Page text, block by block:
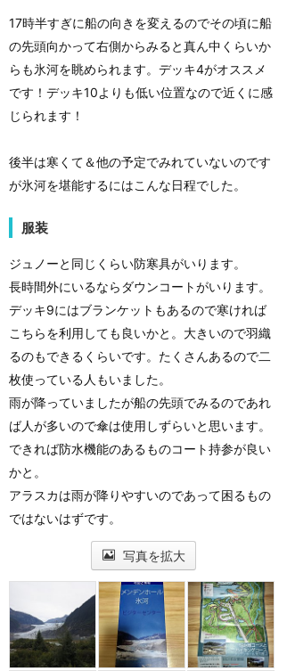
17時半すぎに船の向きを変えるのでその頃に船
の先頭向かって右側からみると真ん中くらいか
らも氷河を眺められます。デッキ4がオススメ
です！デッキ10よりも低い位置なので近くに感
じられます！
後半は寒くて＆他の予定でみれていないのです
が氷河を堪能するにはこんな日程でした。
服装
ジュノーと同じくらい防寒具がいります。
長時間外にいるならダウンコートがいります。
デッキ9にはブランケットもあるので寒ければ
こちらを利用しても良いかと。大きいので羽織
るのもできるくらいです。たくさんあるので二
枚使っている人もいました。
雨が降っていましたが船の先頭でみるのであれ
ば人が多いので傘は使用しずらいと思います。
できれば防水機能のあるものコート持参が良い
かと。
アラスカは雨が降りやすいのであって困るもの
ではないはずです。
写真を拡大